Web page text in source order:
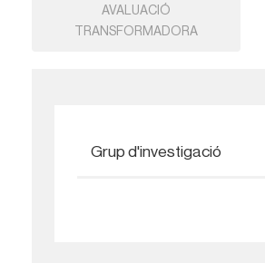
AVALUACIÓ
TRANSFORMADORA
Grup d'investigació